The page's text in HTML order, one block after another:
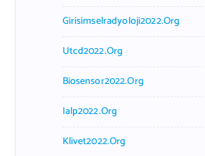
Girisimselradyoloji2022.org
Utcd2022.org
Biosensor2022.org
Ialp2022.org
Klivet2022.org